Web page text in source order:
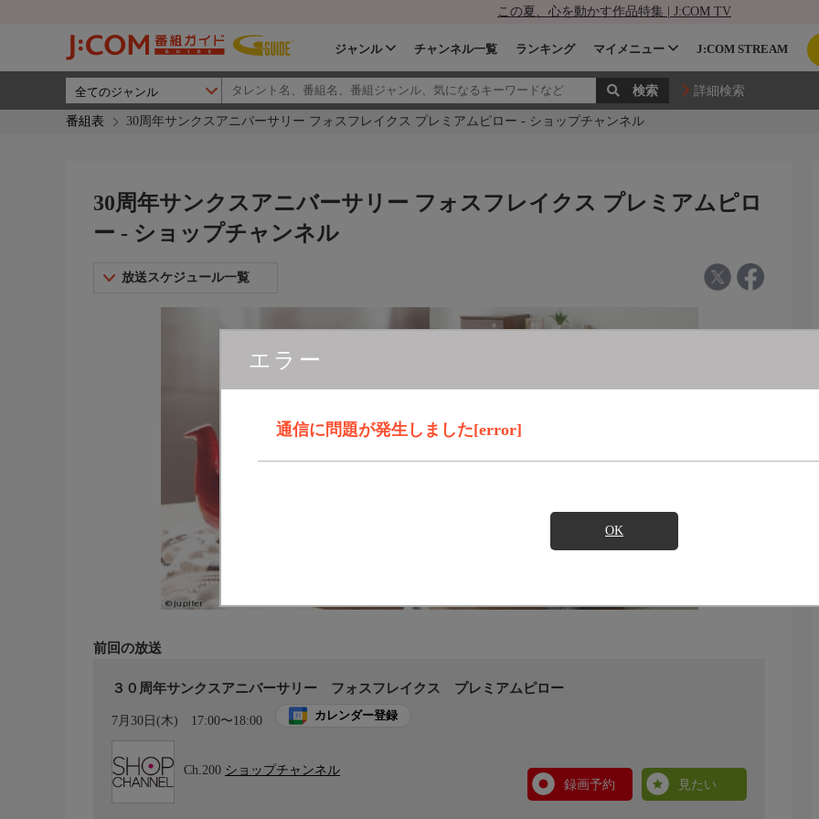
この夏、心を動かす作品特集 | J:COM TV
ジャンル チャンネル一覧 ランキング マイメニュー J:COM STREAM
詳細検索
番組表 30周年サンクスアニバーサリー フォスフレイクス プレミアムピロー - ショップチャンネル
エラー
通信に問題が発生しました[error]
OK
30周年サンクスアニバーサリー フォスフレイクス プレミアムピロ
ー - ショップチャンネル
放送スケジュール一覧
前回の放送
３０周年サンクスアニバーサリー フォスフレイクス プレミアムピロー
7月30日(木) 17:00〜18:00 カレンダー登録
Ch.200 ショップチャンネル
録画予約
見たい